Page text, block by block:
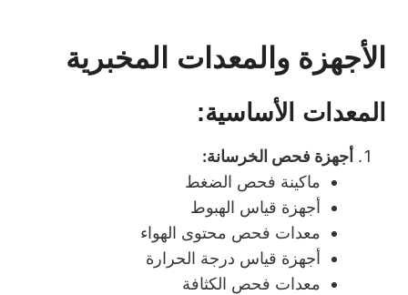
الأجهزة والمعدات المخبرية
المعدات الأساسية:
أجهزة فحص الخرسانة:
ماكينة فحص الضغط
أجهزة قياس الهبوط
معدات فحص محتوى الهواء
أجهزة قياس درجة الحرارة
معدات فحص الكثافة